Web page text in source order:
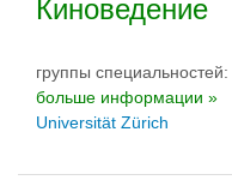
Киноведение
группы специальностей:
больше информации »
Universität Zürich